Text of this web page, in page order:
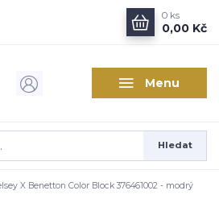
Menu
Hledat
0 ks
0,00 Kč
X Benetton Color Block 376461002 - modrý